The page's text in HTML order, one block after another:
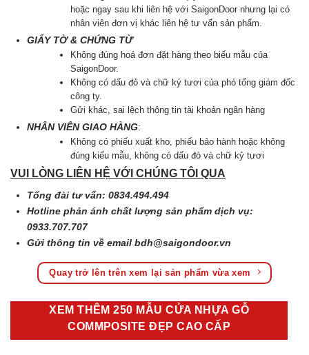
hoặc ngay sau khi liên hệ với SaigonDoor nhưng lại có
nhân viên đơn vị khác liên hệ tư vấn sản phẩm.
GIẤY TỜ & CHỨNG TỪ
Không đúng hoá đơn đặt hàng theo biểu mẫu của
SaigonDoor.
Không có dấu đỏ và chữ ký tươi của phó tổng giám đốc
công ty.
Gửi khác, sai lệch thông tin tài khoản ngân hàng
NHÂN VIÊN GIAO HÀNG:
Không có phiếu xuất kho, phiếu bảo hành hoặc không
đúng kiểu mẫu, không có dấu đỏ và chữ kỷ tươi
VUI LÒNG LIÊN HỆ VỚI CHÚNG TÔI QUA
Tổng đài tư vấn: 0834.494.494
Hotline phản ánh chất lượng sản phẩm dịch vụ:
0933.707.707
Gửi thông tin về emailbdh@saigondoor.vn
Quay trở lên trên xem lại sản phẩm vừa xem
XEM THÊM 250 MẪU CỬA NHỰA GỖ
COMMPOSITE ĐẸP CAO CẤP